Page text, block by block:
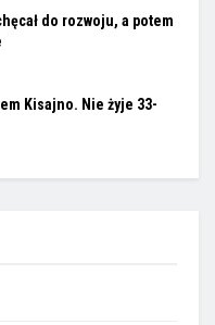
do rozwoju, a potem
Kisajno. Nie żyje 33-